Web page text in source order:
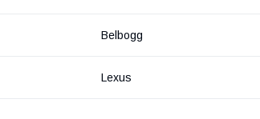
Belbogg
Lexus